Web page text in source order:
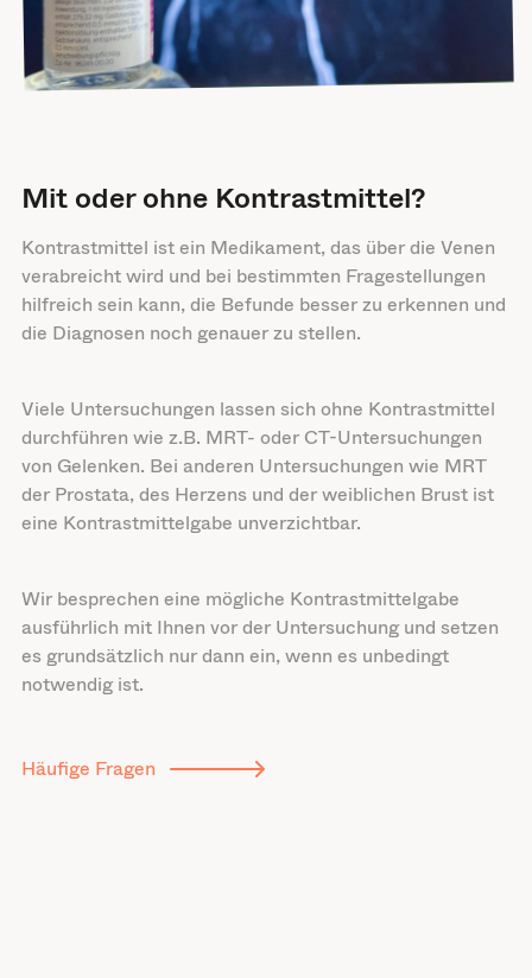
Mit oder ohne Kontrastmittel?
Kontrastmittel ist ein Medikament, das über die Venen
verabreicht wird und bei bestimmten Fragestellungen
hilfreich sein kann, die Befunde besser zu erkennen und
die Diagnosen noch genauer zu stellen.
Viele Untersuchungen lassen sich ohne Kontrastmittel
durchführen wie z.B. MRT- oder CT-Untersuchungen
von Gelenken. Bei anderen Untersuchungen wie MRT
der Prostata, des Herzens und der weiblichen Brust ist
eine Kontrastmittelgabe unverzichtbar.
Wir besprechen eine mögliche Kontrastmittelgabe
ausführlich mit Ihnen vor der Untersuchung und setzen
es grundsätzlich nur dann ein, wenn es unbedingt
notwendig ist.
Häufige Fragen